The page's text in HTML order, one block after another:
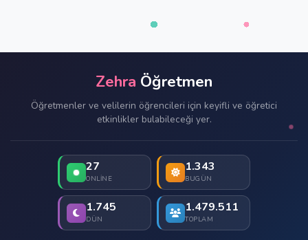
Zehra Öğretmen
Öğretmenler ve velilerin öğrencileri için keyifli ve öğretici
etkinlikler bulabileceği yer.
27
ONLINE
1.343
BUGÜN
1.745
DÜN
1.479.511
TOPLAM